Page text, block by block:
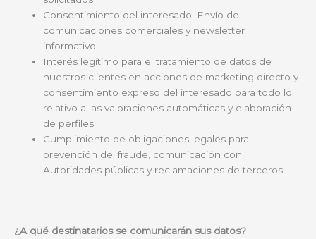
Consentimiento del interesado: Envío de
comunicaciones comerciales y newsletter
informativo.
Interés legítimo para el tratamiento de datos de
nuestros clientes en acciones de marketing directo y
consentimiento expreso del interesado para todo lo
relativo a las valoraciones automáticas y elaboración
de perfiles
Cumplimiento de obligaciones legales para
prevención del fraude, comunicación con
Autoridades públicas y reclamaciones de terceros
¿A qué destinatarios se comunicarán sus datos?